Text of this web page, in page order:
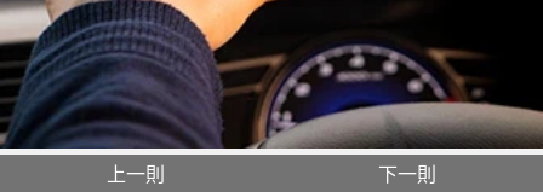
上一則 下一則